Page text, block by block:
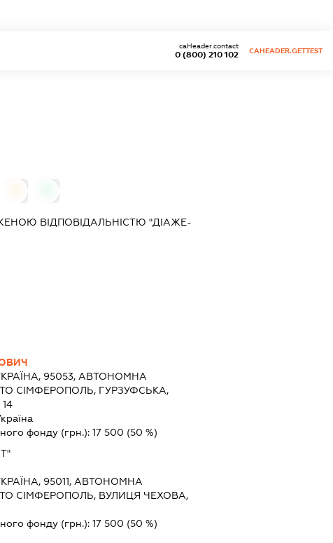
0 (800) 210 102
caHeader.contact
CAHEADER.GETTEST
ВІДПОВІДАЛЬНІСТЮ "ДІАЖЕ-
95053, АВТОНОМНА
СІМФЕРОПОЛЬ, ГУРЗУФСЬКА,
фонду (грн.): 17 500 (50 %)
95011, АВТОНОМНА
СІМФЕРОПОЛЬ, ВУЛИЦЯ ЧЕХОВА,
фонду (грн.): 17 500 (50 %)